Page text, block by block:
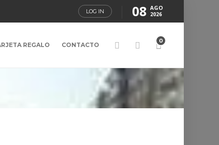
LOG IN 08 AGO
2026
REGALO CONTACTO
0